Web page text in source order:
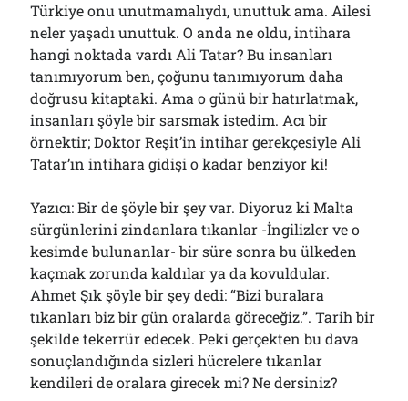
Türkiye onu unutmamalıydı, unuttuk ama. Ailesi
neler yaşadı unuttuk. O anda ne oldu, intihara
hangi noktada vardı Ali Tatar? Bu insanları
tanımıyorum ben, çoğunu tanımıyorum daha
doğrusu kitaptaki. Ama o günü bir hatırlatmak,
insanları şöyle bir sarsmak istedim. Acı bir
örnektir; Doktor Reşit’in intihar gerekçesiyle Ali
Tatar’ın intihara gidişi o kadar benziyor ki!
Yazıcı: Bir de şöyle bir şey var. Diyoruz ki Malta
sürgünlerini zindanlara tıkanlar -İngilizler ve o
kesimde bulunanlar- bir süre sonra bu ülkeden
kaçmak zorunda kaldılar ya da kovuldular.
Ahmet Şık şöyle bir şey dedi: “Bizi buralara
tıkanları biz bir gün oralarda göreceğiz.”. Tarih bir
şekilde tekerrür edecek. Peki gerçekten bu dava
sonuçlandığında sizleri hücrelere tıkanlar
kendileri de oralara girecek mi? Ne dersiniz?